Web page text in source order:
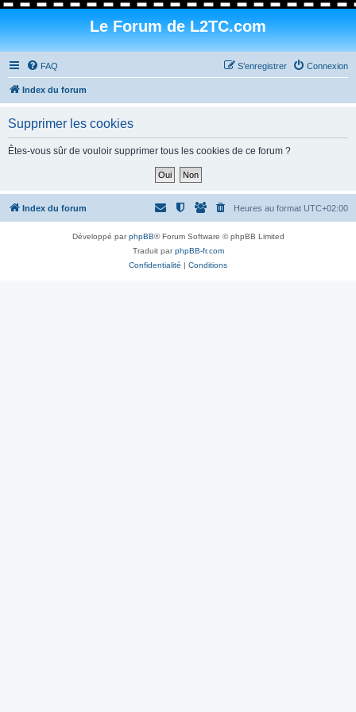
Le Forum de L2TC.com
FAQ Connexion
S’enregistrer
Index du forum
Supprimer les cookies
Êtes-vous sûr de vouloir supprimer tous les cookies de ce forum ?
Index du forum Heures au format UTC+02:00
Développé parphpBB® Forum Software © phpBB Limited
Traduit parphpBB-fr.com
Confidentialité | Conditions